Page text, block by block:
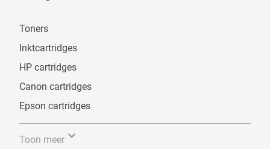
Toners
Inktcartridges
HP cartridges
Canon cartridges
Epson cartridges
Toon meer